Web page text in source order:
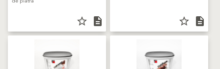
star_border description star_border description